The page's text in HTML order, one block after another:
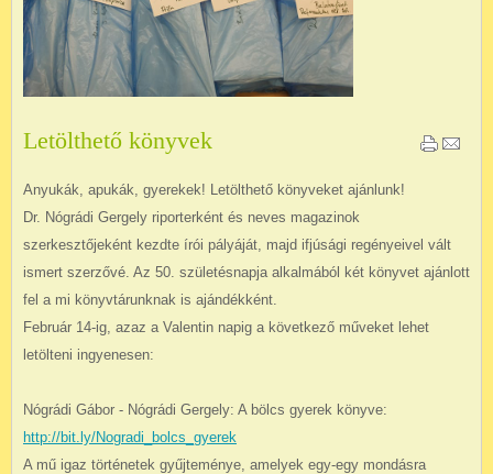
Letölthető könyvek
Anyukák, apukák, gyerekek! Letölthető könyveket ajánlunk!
Dr. Nógrádi Gergely riporterként és neves magazinok
szerkesztőjeként kezdte írói pályáját, majd ifjúsági regényeivel vált
ismert szerzővé. Az 50. születésnapja alkalmából két könyvet ajánlott
fel a mi könyvtárunknak is ajándékként.
Február 14-ig, azaz a Valentin napig a következő műveket lehet
letölteni ingyenesen:
Nógrádi Gábor - Nógrádi Gergely: A bölcs gyerek könyve:
http://bit.ly/Nogradi_bolcs_gyerek
A mű igaz történetek gyűjteménye, amelyek egy-egy mondásra